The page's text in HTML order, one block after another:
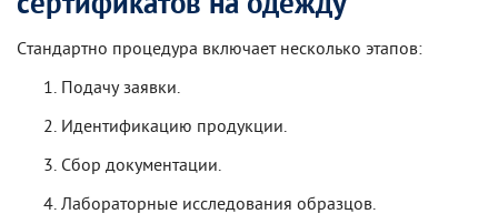
Стандартно процедура включает несколько этапов:
Подачу заявки.
Идентификацию продукции.
Сбор документации.
Лабораторные исследования образцов.